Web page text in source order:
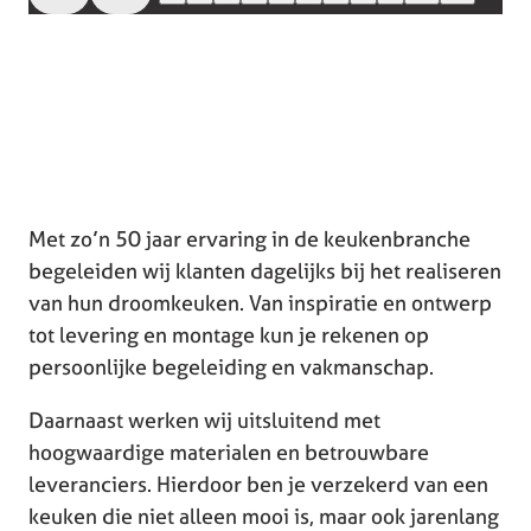
Met zo’n 50 jaar ervaring in de keukenbranche
begeleiden wij klanten dagelijks bij het realiseren
van hun droomkeuken. Van inspiratie en ontwerp
tot levering en montage kun je rekenen op
persoonlijke begeleiding en vakmanschap.
Daarnaast werken wij uitsluitend met
hoogwaardige materialen en betrouwbare
leveranciers. Hierdoor ben je verzekerd van een
keuken die niet alleen mooi is, maar ook jarenlang